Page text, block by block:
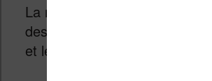
La résolution de 1264 x 1680
des merveilles pour la
et le texte affiché est très